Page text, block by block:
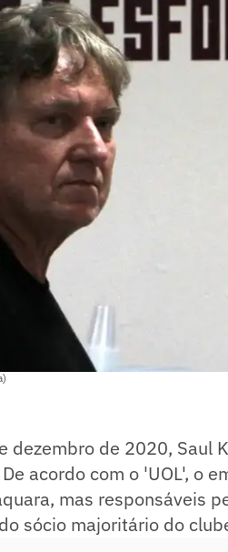
dezembro de 2020, Saul
acordo com o 'UOL', o
mas responsáveis
sócio majoritário do